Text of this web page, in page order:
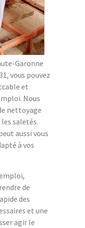
Garonne
vous pouvez
et
Nous
nettoyage
saletés.
aussi vous
à vos
de
des
et une
agir le